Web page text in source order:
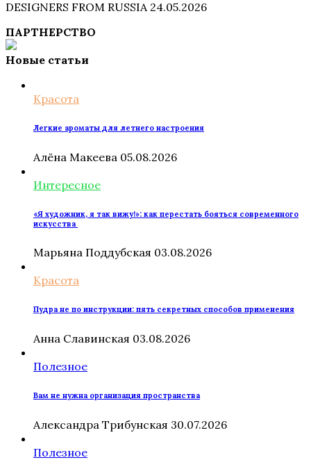
DESIGNERS FROM RUSSIA 24.05.2026
ПАРТНЕРСТВО
Новые статьи
Красота
Легкие ароматы для летнего настроения
Алёна Макеева 05.08.2026
Интересное
«Я художник, я так вижу!»: как перестать бояться современного
искусства
Марьяна Поддубская 03.08.2026
Красота
Пудра не по инструкции: пять секретных способов применения
Анна Славинская 03.08.2026
Полезное
Вам не нужна организация пространства
Александра Трибунская 30.07.2026
Полезное